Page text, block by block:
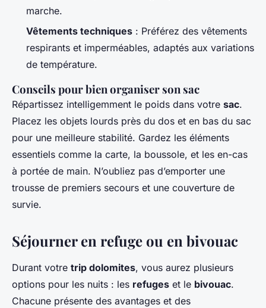
marche.
Vêtements techniques : Préférez des vêtements
respirants et imperméables, adaptés aux variations
de température.
Conseils pour bien organiser son sac
Répartissez intelligemment le poids dans votre sac.
Placez les objets lourds près du dos et en bas du sac
pour une meilleure stabilité. Gardez les éléments
essentiels comme la carte, la boussole, et les en-cas
à portée de main. N’oubliez pas d’emporter une
trousse de premiers secours et une couverture de
survie.
Séjourner en refuge ou en bivouac
Durant votre trip dolomites, vous aurez plusieurs
options pour les nuits : les refuges et le bivouac.
Chacune présente des avantages et des